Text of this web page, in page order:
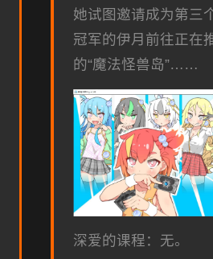
她试图邀请成为第三
冠军的伊月前往正在
的“魔法怪兽岛”……
深爱的课程：无。